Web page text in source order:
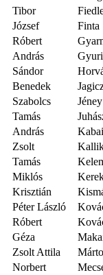
Tibor
József
Finta
Róbert
András
Sándor
Benedek
Szabolcs
Jéney
Tamás
András
Zsolt
Tamás
Miklós
Krisztián
Péter László
Róbert
Géza
Zsolt Attila
Norbert